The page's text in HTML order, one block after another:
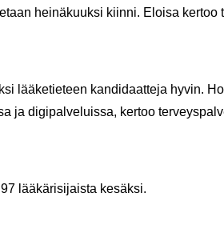
hei­nä­kuuk­si kiin­ni. Eloi­sa
lää­ke­tie­teen kan­di­daat­te­ja hyvin.
ja di­gi­pal­ve­luis­sa, ker­too
lää­kä­ri­si­jais­ta ke­säk­si.